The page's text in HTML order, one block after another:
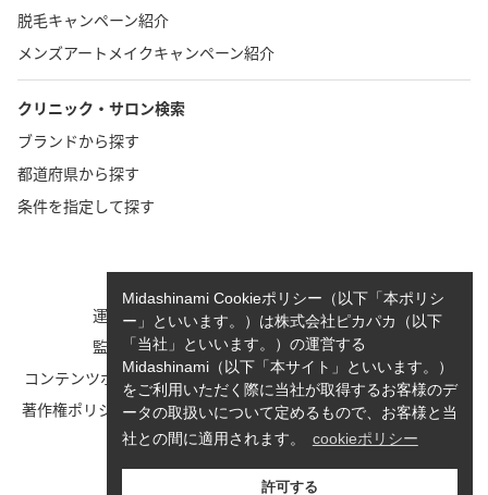
脱毛キャンペーン紹介
メンズアートメイクキャンペーン紹介
クリニック・サロン検索
ブランドから探す
都道府県から探す
条件を指定して探す
運営者情報
執筆者一覧
監修者一覧
cookieポリシーについて
コンテンツポリシーと運営指針
利用規約
著作権ポリシー/免責事項につい
て
Midashinami 見だしなみプライ
バシーポリシー
お知らせ
Midashinami Cookieポリシー（以下「本ポリシ
ー」といいます。）は株式会社ピカパカ（以下
「当社」といいます。）の運営する
Midashinami（以下「本サイト」といいます。）
をご利用いただく際に当社が取得するお客様のデ
ータの取扱いについて定めるもので、お客様と当
社との間に適用されます。
cookieポリシー
許可する